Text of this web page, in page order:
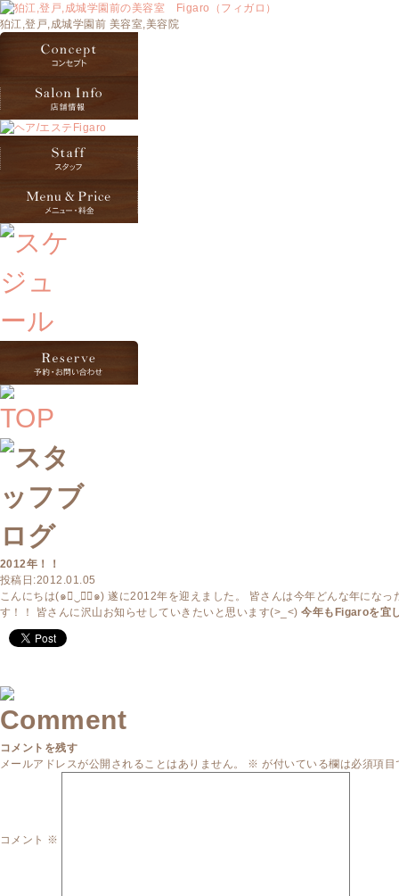
狛江,登戸,成城学園前 美容室,美容院
2012年！！
投稿日:2012.01.05
こんにちは(๑￫‿ฺ￩๑) 遂に2012年を迎えました。 皆さんは今年どんな年にな
す！！ 皆さんに沢山お知らせしていきたいと思います(>_<)今年もFigaroを宜
コメントを残す
メールアドレスが公開されることはありません。
※ が付いている欄は必須項目
コメント ※